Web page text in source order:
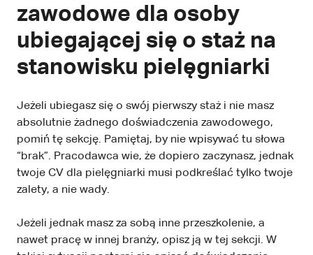
zawodowe dla osoby
ubiegającej się o staż na
stanowisku pielęgniarki
Jeżeli ubiegasz się o swój pierwszy staż i nie masz
absolutnie żadnego doświadczenia zawodowego,
pomiń tę sekcję. Pamiętaj, by nie wpisywać tu słowa
“brak”. Pracodawca wie, że dopiero zaczynasz, jednak
twoje CV dla pielęgniarki musi podkreślać tylko twoje
zalety, a nie wady.
Jeżeli jednak masz za sobą inne przeszkolenie, a
nawet pracę w innej branży, opisz ją w tej sekcji. W